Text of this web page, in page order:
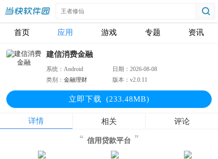
首页 应用 游戏 专题 资讯
建信消费金融
系统：Android 日期：2026-08-08
类别：金融理财 版本：v2.0.11
立即下载 (233.48MB)
详情 相关 评论
信用贷款平台